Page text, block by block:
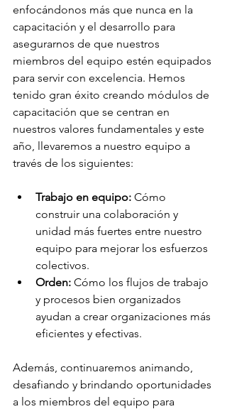
enfocándonos más que nunca en la
capacitación y el desarrollo para
asegurarnos de que nuestros
miembros del equipo estén equipados
para servir con excelencia. Hemos
tenido gran éxito creando módulos de
capacitación que se centran en
nuestros valores fundamentales y este
año, llevaremos a nuestro equipo a
través de los siguientes:
Trabajo en equipo: Cómo
construir una colaboración y
unidad más fuertes entre nuestro
equipo para mejorar los esfuerzos
colectivos.
Orden: Cómo los flujos de trabajo
y procesos bien organizados
ayudan a crear organizaciones más
eficientes y efectivas.
Además, continuaremos animando,
desafiando y brindando oportunidades
a los miembros del equipo para